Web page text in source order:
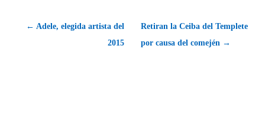
← Adele, elegida artista del
2015
Retiran la Ceiba del Templete
por causa del comején →